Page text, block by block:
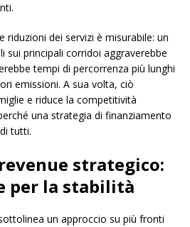
riduzioni dei servizi è misurabile: un
sui principali corridoi aggraverebbe
tempi di percorrenza più lunghi
emissioni. A sua volta, ciò
e riduce la competitività
una strategia di finanziamento
tutti.
strategico:
per la stabilità
un approccio su più fronti